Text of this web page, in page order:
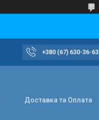
+380 (67) 630-36-63
Доставка та Оплата